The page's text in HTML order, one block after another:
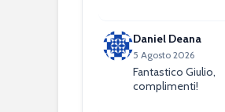
Daniel Deana
5 Agosto 2026
Fantastico Giulio,
complimenti!